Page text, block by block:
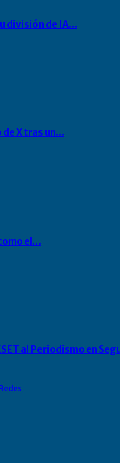
división de IA…
X tras un…
el…
al Periodismo en